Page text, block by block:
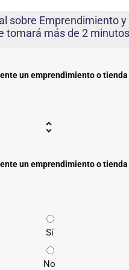
sobre Emprendimiento
tomará más de 2 minutos
un emprendimiento o
un emprendimiento o
Sí
No